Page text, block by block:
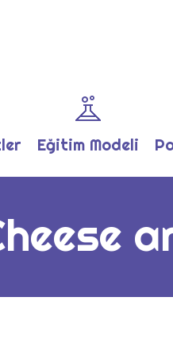
Eğitim Modeli